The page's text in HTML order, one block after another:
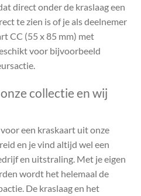
direct onder de kraslaag een
te zien is of je als deelnemer
CC (55 x 85 mm) met
voor bijvoorbeeld
collectie en wij
een kraskaart uit onze
en je vind altijd wel een
en uitstraling. Met je eigen
wordt het helemaal de
De kraslaag en het